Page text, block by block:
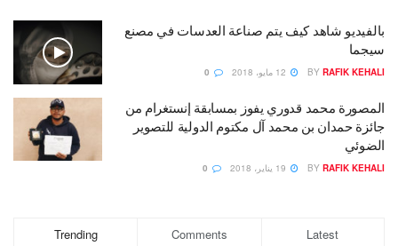
بالفيديو شاهد كيف يتم صناعة العدسات في مصنع
سيجما
BY RAFIK KEHALI
المصورة محمد قدوري يفوز بمسابقة إنستغرام من
جائزة حمدان بن محمد آل مكتوم الدولية للتصوير
الضوئي
BY RAFIK KEHALI
Trending Comments Latest